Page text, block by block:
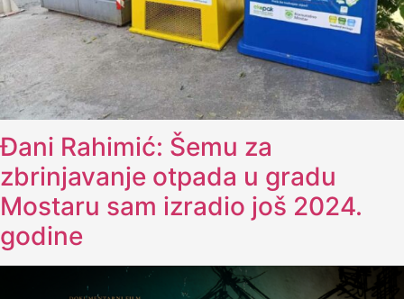
Đani Rahimić: Šemu za
zbrinjavanje otpada u gradu
Mostaru sam izradio još 2024.
godine